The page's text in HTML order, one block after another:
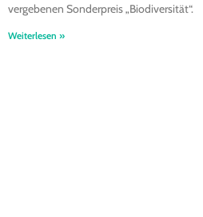
vergebenen Sonderpreis „Biodiversität“.
Weiterlesen »